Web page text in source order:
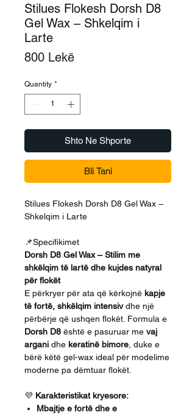
Stilues Flokesh Dorsh D8
Gel Wax – Shkelqim i
Larte
800 LekëPrice
Quantity *
Shto Ne Shporte
Bli Tani
Stilues Flokesh Dorsh D8 Gel Wax –
Shkelqim i Larte
📌Specifikimet
Dorsh D8 Gel Wax – Stilim me
shkëlqim të lartë dhe kujdes natyral
për flokët
E përkryer për ata që kërkojnë kapje
të fortë, shkëlqim intensivdhe një
përbërje që ushqen flokët. Formula e
Dorsh D8 është e pasuruar me vaj
argani dhe keratinë bimore , duke e
bërë këtë gel-wax ideal për modelime
moderne pa dëmtuar flokët.
💜 Karakteristikat kryesore:
Mbajtje e fortë dhe e